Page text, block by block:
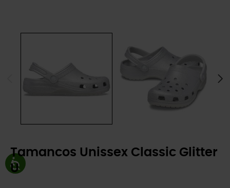
Tamancos Unissex Classic Glitter
U